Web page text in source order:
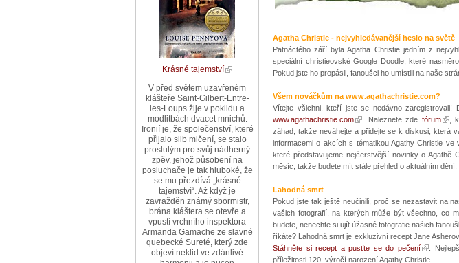
Agatha Christie - nejvyhledávanější heslo na světě
Patnáctého září byla Agatha Christie jedním z
speciální christieovské Google Doodle, které
Pokud jste ho propásli, fanoušci ho umístili na naše
Všem nováčkům na www.agathachristie.com?
Vítejte všichni, kteří jste se nedávno
www.agathachristie.com
. Naleznete zde fórum
,
záhad, takže neváhejte a přidejte se k diskusi, která
informacemi o akcích s tématikou Agathy Christie
které představujeme nejčerstvější novinky o Agathě
měsíc, takže budete mít stále přehled o aktuálním dění.
Lahodná smrt
Pokud jste tak ještě neučinili, proč se nezastavit na
vašich fotografií, na kterých může být všechno, co
budete, nenechte si ujít úžasné fotografie našich
říkáte? Lahodná smrt je exkluzivní recept Jane
Stáhněte si recept a pusťte se do pečení
.
příležitosti 120. výročí narození Agathy Christie.
Krásné tajemství
V před světem uzavřeném
klášteře Saint-Gilbert-Entre-
les-Loups žije v poklidu a
modlitbách dvacet mnichů.
Ironií je, že společenství, které
přijalo slib mlčení, se stalo
proslulým pro svůj nádherný
zpěv, jehož působení na
posluchače je tak hluboké, že
se mu přezdívá „krásné
tajemství“. Až když je
zavražděn známý sbormistr,
brána kláštera se otevře a
vpustí vrchního inspektora
Armanda Gamache ze slavné
quebecké Sureté, který zde
objeví neklid ve zdánlivé